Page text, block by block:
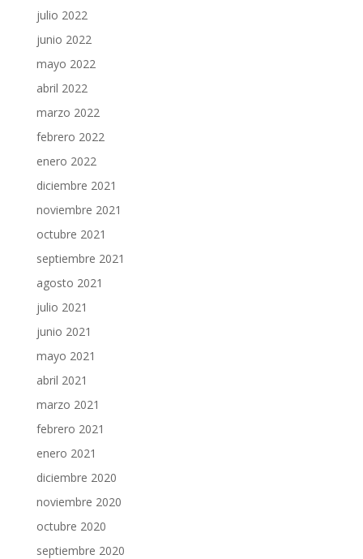
julio 2022
junio 2022
mayo 2022
abril 2022
marzo 2022
febrero 2022
enero 2022
diciembre 2021
noviembre 2021
octubre 2021
septiembre 2021
agosto 2021
julio 2021
junio 2021
mayo 2021
abril 2021
marzo 2021
febrero 2021
enero 2021
diciembre 2020
noviembre 2020
octubre 2020
septiembre 2020